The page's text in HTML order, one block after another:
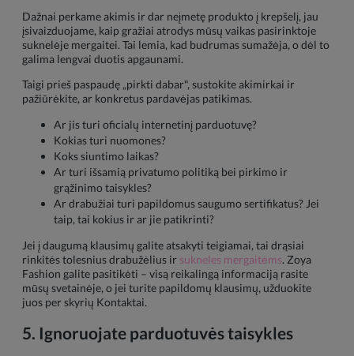
Dažnai perkame akimis ir dar neįmetę produkto į krepšelį, jau
įsivaizduojame, kaip gražiai atrodys mūsų vaikas pasirinktoje
suknelėje mergaitei. Tai lemia, kad budrumas sumažėja, o dėl to
galima lengvai duotis apgaunami.
Taigi prieš paspaudę „pirkti dabar", sustokite akimirkai ir
pažiūrėkite, ar konkretus pardavėjas patikimas.
Ar jis turi oficialų internetinį parduotuvę?
Kokias turi nuomones?
Koks siuntimo laikas?
Ar turi išsamią privatumo politiką bei pirkimo ir
grąžinimo taisykles?
Ar drabužiai turi papildomus saugumo sertifikatus? Jei
taip, tai kokius ir ar jie patikrinti?
Jei į daugumą klausimų galite atsakyti teigiamai, tai drąsiai
rinkitės tolesnius drabužėlius ir sukneles mergaitėms. Zoya
Fashion galite pasitikėti – visą reikalingą informaciją rasite
mūsų svetainėje, o jei turite papildomų klausimų, užduokite
juos per skyrių Kontaktai.
5. Ignoruojate parduotuvės taisykles